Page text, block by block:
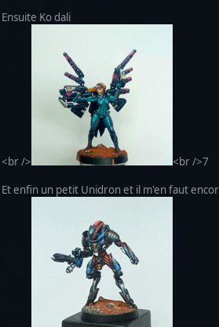
Ensuite Ko dali
<br />
<br />7
Et enfin un petit Unidron et il m'en faut